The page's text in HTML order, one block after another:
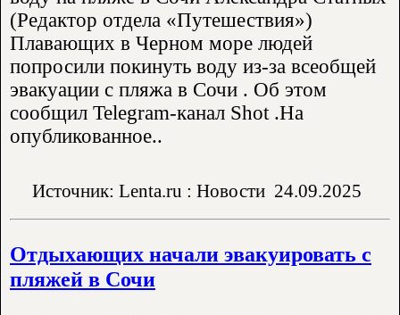
(Редактор отдела «Путешествия»)
Плавающих в Черном море людей
попросили покинуть воду из-за всеобщей
эвакуации с пляжа в Сочи . Об этом
сообщил Telegram-канал Shot .На
опубликованное..
Источник: Lenta.ru : Новости 24.09.2025
Отдыхающих начали эвакуировать с
пляжей в Сочи